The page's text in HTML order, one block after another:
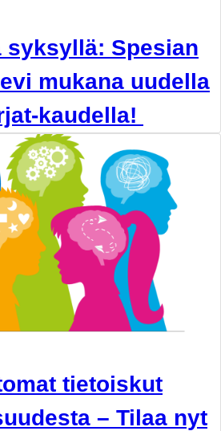
syksyllä: Spesian
mukana uudella
kaudella!
tietoiskut
– Tilaa nyt